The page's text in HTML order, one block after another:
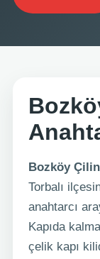
Bozköy
Torbalı
anahtarcı
Kapıda
çelik kapı